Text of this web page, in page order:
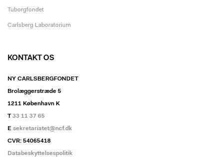
Tuborgfondet
Carlsberg Laboratorium
KONTAKT OS
NY CARLSBERGFONDET
Brolæggerstræde 5
1211 København K
T33 11 37 65
E sekretariatet@ncf.dk
CVR: 54065418
Databeskyttelsespolitik